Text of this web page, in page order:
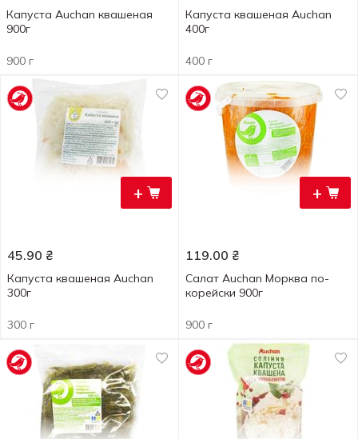
Капуста Auchan квашеная
900г
900 г
Капуста квашеная Auchan
400г
400 г
+
45.90 ₴
Капуста квашеная Auchan
300г
300 г
+
119.00 ₴
Салат Auchan Морква по-
корейски 900г
900 г